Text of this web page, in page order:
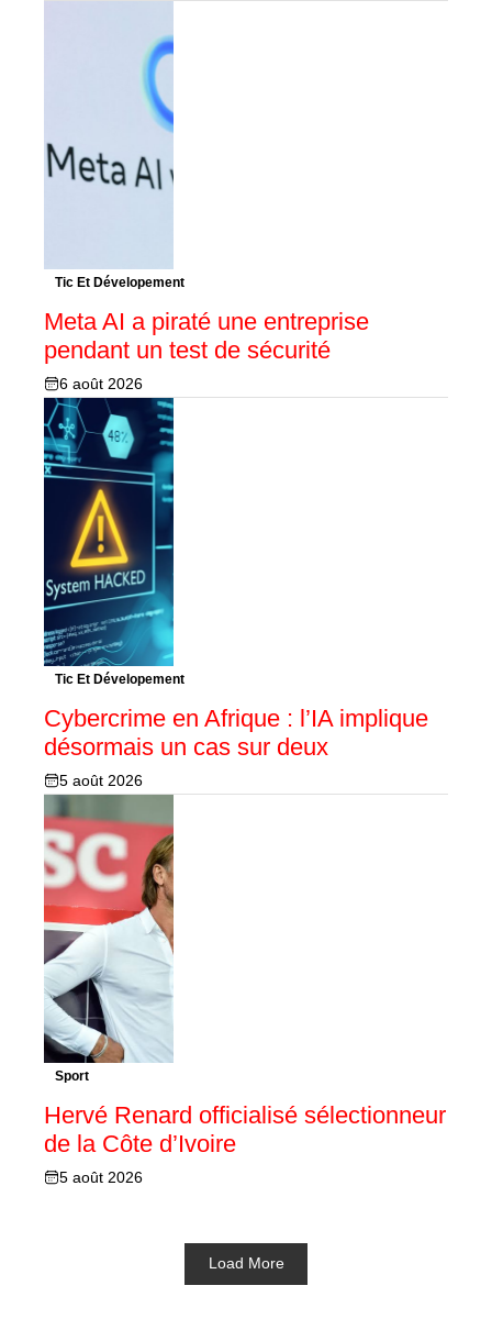
Tic Et Dévelopement
Meta AI a piraté une entreprise
pendant un test de sécurité
6 août 2026
Tic Et Dévelopement
Cybercrime en Afrique : l’IA implique
désormais un cas sur deux
5 août 2026
Sport
Hervé Renard officialisé sélectionneur
de la Côte d’Ivoire
5 août 2026
Load More